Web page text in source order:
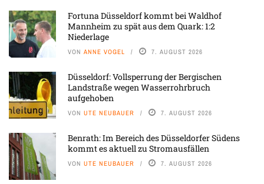
Fortuna Düsseldorf kommt bei Waldhof
Mannheim zu spät aus dem Quark: 1:2
Niederlage
VON ANNE VOGEL 7. AUGUST 2026
Düsseldorf: Vollsperrung der Bergischen
Landstraße wegen Wasserrohrbruch
aufgehoben
VON UTE NEUBAUER 7. AUGUST 2026
Benrath: Im Bereich des Düsseldorfer Südens
kommt es aktuell zu Stromausfällen
VON UTE NEUBAUER 7. AUGUST 2026